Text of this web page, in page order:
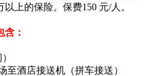
上的保险。保费150 元/人。
含：
至酒店接送机（拼车接送）